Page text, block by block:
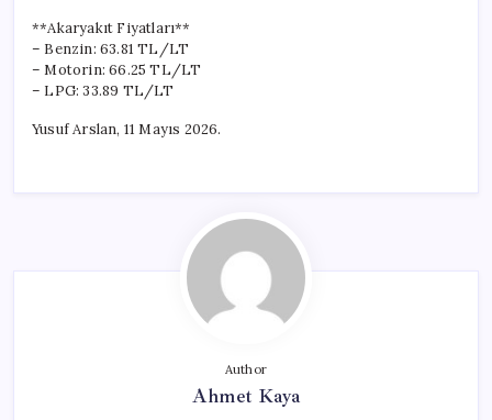
**Akaryakıt Fiyatları**
– Benzin: 63.81 TL/LT
– Motorin: 66.25 TL/LT
– LPG: 33.89 TL/LT
Yusuf Arslan, 11 Mayıs 2026.
Author
Ahmet Kaya